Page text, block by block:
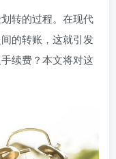
转的过程。在现代
的转账，这就引发
续费？本文将对这